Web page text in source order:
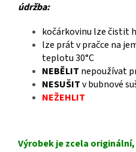
údržba:
kočárkovinu lze čistit
lze prát v pračce na
teplotu 30°C
NEBĚLIT nepoužívat
NESUŠITv bubnové
NEŽEHLIT
Výrobek je zcela